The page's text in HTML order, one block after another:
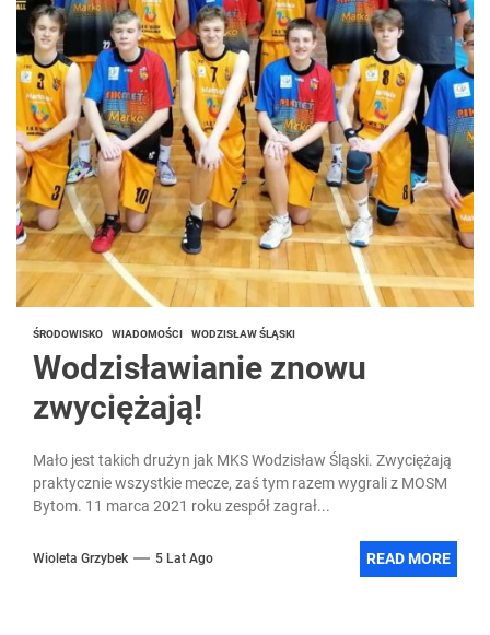
ŚRODOWISKO WIADOMOŚCI WODZISŁAW ŚLĄSKI
Wodzisławianie znowu
zwyciężają!
Mało jest takich drużyn jak MKS Wodzisław Śląski. Zwyciężają
praktycznie wszystkie mecze, zaś tym razem wygrali z MOSM
Bytom. 11 marca 2021 roku zespół zagrał...
Wioleta Grzybek 5 Lat Ago READ MORE